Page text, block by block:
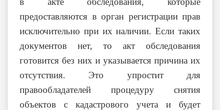
предоставляются в орган регистрации прав
исключительно при их наличии. Если таких
документов нет, то акт обследования
готовится без них и указывается причина их
отсутствия. Это упростит для
правообладателей процедуру снятия
объектов с кадастрового учета и будет